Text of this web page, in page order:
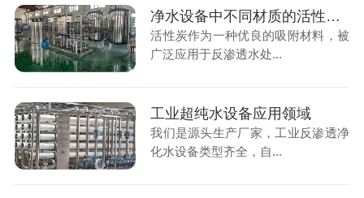
净水设备中不同材质的活性炭碘值
活性炭作为一种优良的吸附材料，被
广泛应用于反渗透水处...
工业超纯水设备应用领域
我们是源头生产厂家，工业反渗透净
化水设备类型齐全，自...